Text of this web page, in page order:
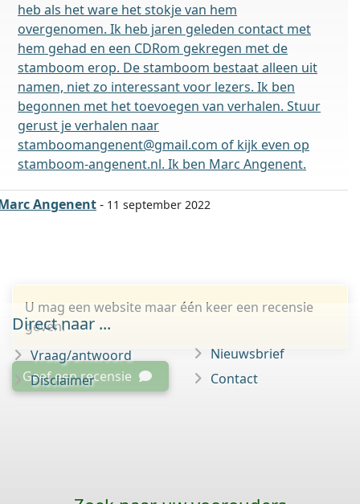
heb als het ware het stokje van hem
overgenomen. Ik heb jaren geleden contact met
hem gehad en een CDRom gekregen met de
stamboom erop. De stamboom bestaat alleen uit
namen, niet zo interessant voor lezers. Ik ben
begonnen met het toevoegen van verhalen. Stuur
gerust je verhalen naar
stamboomangenent@gmail.com of kijk even op
stamboom-angenent.nl. Ik ben Marc Angenent.
Angenent- 11 september 2022
U mag een website maar één keer een recensie
geven.
Geef een recensie
Direct naar ...
Vraag/antwoord
Disclaimer
Nieuwsbrief
Contact